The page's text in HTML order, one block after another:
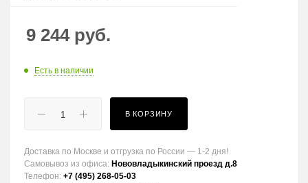
9 244руб.
Есть в наличии
В КОРЗИНУ
Доставка по Москве и отгрузка по России — 1-2 дня!
Самовывоз из офиса: Нововладыкинский проезд д.8
Телефон: +7 (495) 268-05-03